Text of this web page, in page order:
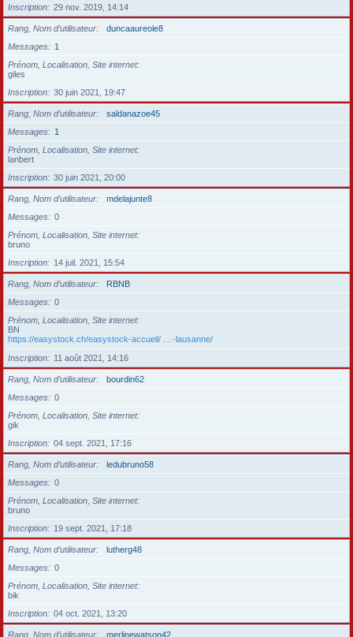
Inscription 29 nov. 2019, 14:14
Rang, Nom d’utilisateur
duncaaureole8
Messages
1
Prénom, Localisation, Site internet
giles
Inscription
30 juin 2021, 19:47
Rang, Nom d’utilisateur
saldanazoe45
Messages
1
Prénom, Localisation, Site internet
lanbert
Inscription
30 juin 2021, 20:00
Rang, Nom d’utilisateur
mdelajunte8
Messages
0
Prénom, Localisation, Site internet
bruno
Inscription
14 juil. 2021, 15:54
Rang, Nom d’utilisateur
RBNB
Messages
0
Prénom, Localisation, Site internet
BN
https://easystock.ch/easystock-accueil/ ... -lausanne/
Inscription
11 août 2021, 14:16
Rang, Nom d’utilisateur
bourdin62
Messages
0
Prénom, Localisation, Site internet
gik
Inscription
04 sept. 2021, 17:16
Rang, Nom d’utilisateur
ledubruno58
Messages
0
Prénom, Localisation, Site internet
bruno
Inscription
19 sept. 2021, 17:18
Rang, Nom d’utilisateur
lutherg48
Messages
0
Prénom, Localisation, Site internet
bik
Inscription
04 oct. 2021, 13:20
Rang, Nom d’utilisateur
merlinewatson42